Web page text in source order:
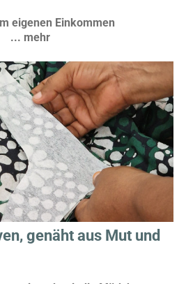
eigenen Einkommen
... mehr
genäht aus Mut und